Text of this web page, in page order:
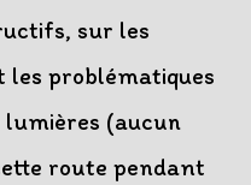
sur les
les problématiques
lumières (aucun
route pendant